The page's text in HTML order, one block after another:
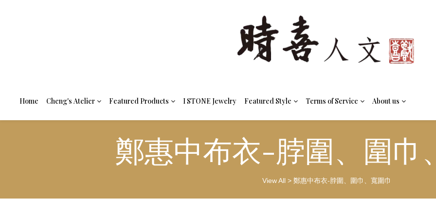
Home Cheng's Atelier Featured Products I STONE Jewelry Featured Style Terms of Service About us
鄭惠中布衣-脖圍、圍巾
View All >鄭惠中布衣-脖圍、圍巾、寬圍巾